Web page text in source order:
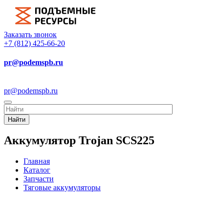
Заказать звонок
+7 (812) 425-66-20
pr@podemspb.ru
pr@podemspb.ru
Найти
Аккумулятор Trojan SCS225
Главная
Каталог
Запчасти
Тяговые аккумуляторы